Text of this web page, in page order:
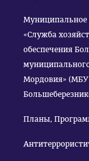
«Служба
обеспечения
Мордовия»
Планы,